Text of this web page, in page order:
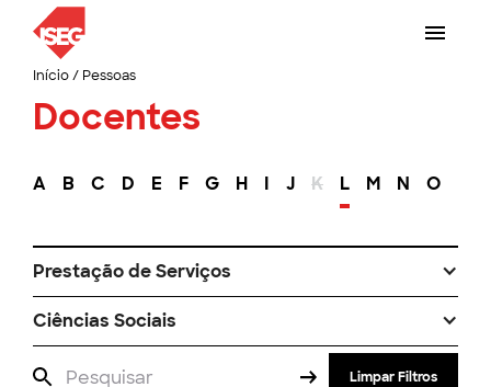
Início/ Pessoas
Docentes
A B C D E F G H I J K L M N O
Prestação de Serviços
Ciências Sociais
Limpar Filtros